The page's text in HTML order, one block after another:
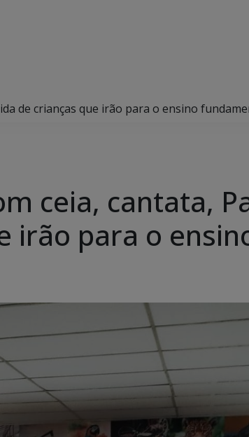
de crianças que irão para o ensino
ceia, cantata,
irão para o